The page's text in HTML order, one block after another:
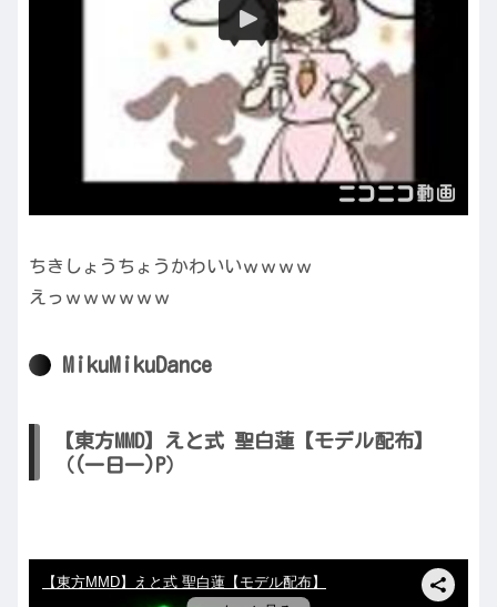
ちきしょうちょうかわいいｗｗｗｗ
えっｗｗｗｗｗｗ
MikuMikuDance
【東方MMD】えと式 聖白蓮【モデル配布】
（(一日一)P）